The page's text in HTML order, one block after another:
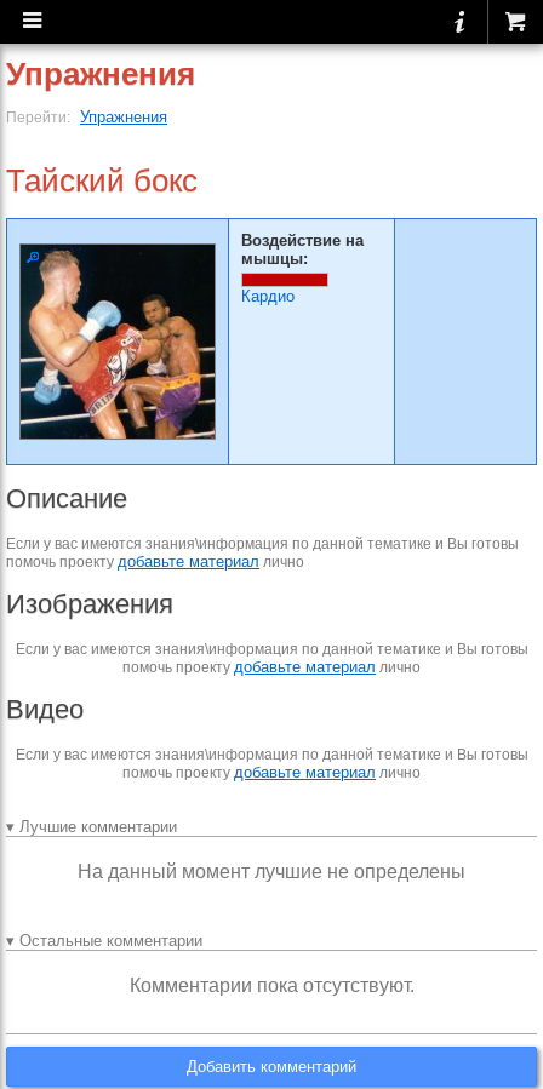
Упражнения
Перейти: Упражнения
Тайский бокс
Воздействие на
мышцы:
Кардио
Описание
Если у вас имеются знания\информация по данной тематике и Вы готовы
помочь проекту добавьте материал лично
Изображения
Если у вас имеются знания\информация по данной тематике и Вы готовы
помочь проекту добавьте материал лично
Видео
Если у вас имеются знания\информация по данной тематике и Вы готовы
помочь проекту добавьте материал лично
▾ Лучшие комментарии
На данный момент лучшие не определены
▾ Остальные комментарии
Комментарии пока отсутствуют.
Добавить комментарий